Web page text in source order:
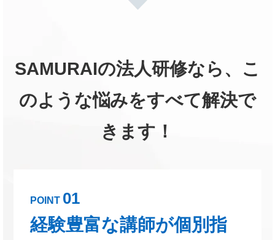
SAMURAIの法人研修なら、こ
のような悩みをすべて解決で
きます！
POINT 01
経験豊富な講師が個別指